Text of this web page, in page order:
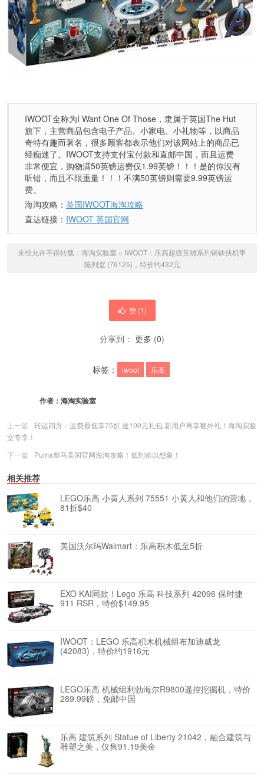
IWOOT全称为I Want One Of Those，隶属于英国The Hut
旗下，主营商品包含电子产品、小家电、小礼物等，以商品
奇特有趣而著名，很多顾客都表示他们对该网站上的商品已
经痴迷了。IWOOT支持支付宝付款和直邮中国，而且运费
非常便宜，购物满50英镑运费仅1.99英镑！！！是的你没有
听错，而且不限重量！！！不满50英镑则需要9.99英镑运
费。
海淘攻略： 英国IWOOT海淘攻略
直达链接： IWOOT 英国官网
未经允许不得转载： 海淘实验室 » IWOOT：乐高超级英雄系列钢铁侠机甲
陈列室 (76125)，特价约432元
赞 (1)
分享到： 更多 (0)
标签： iwoot 乐高
作者： 海淘实验室
上一篇
转运四方：运费最低享75折 送100元礼包 新用户再享额外礼！海淘实验
室专享！
下一篇
Puma彪马美国官网海淘攻略！低到难以想象！
相关推荐
LEGO乐高 小黄人系列 75551 小黄人和他们的营地，
81折$40
美国沃尔玛Walmart：乐高积木低至5折
EXO KAI同款！Lego 乐高 科技系列 42096 保时捷
911 RSR，特价$149.95
IWOOT：LEGO 乐高积木机械组布加迪威龙
(42083)，特价约1916元
LEGO乐高 机械组利勃海尔R9800遥控挖掘机，特价
289.99磅，免邮中国
乐高 建筑系列 Statue of Liberty 21042，融合建筑与
雕塑之美，仅售91.19美金